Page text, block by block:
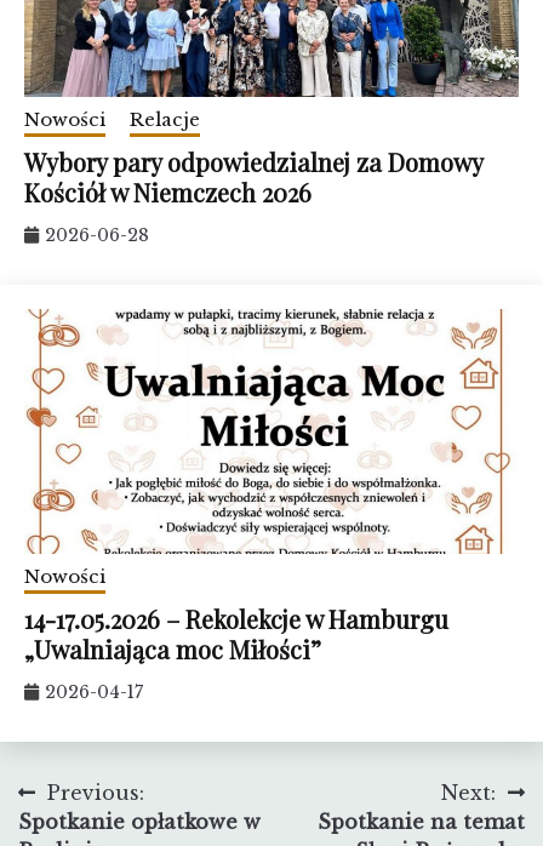
Nowości Relacje
Wybory pary odpowiedzialnej za Domowy
Kościół w Niemczech 2026
2026-06-28
Nowości
14-17.05.2026 – Rekolekcje w Hamburgu
„Uwalniająca moc Miłości”
2026-04-17
Nawigacja
Previous:
Spotkanie opłatkowe w
Next:
Spotkanie na temat